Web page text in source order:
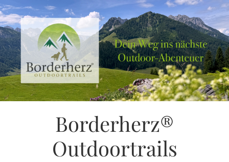
Borderherz®
Outdoortrails